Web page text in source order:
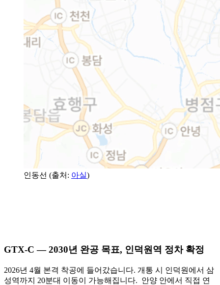
인동선 (출처: 아실)
GTX-C — 2030년 완공 목표, 인덕원역 정차 확정
2026년 4월 본격 착공에 들어갔습니다. 개통 시 인덕원에서 삼
성역까지 20분대 이동이 가능해집니다. 안양 안에서 직접 연